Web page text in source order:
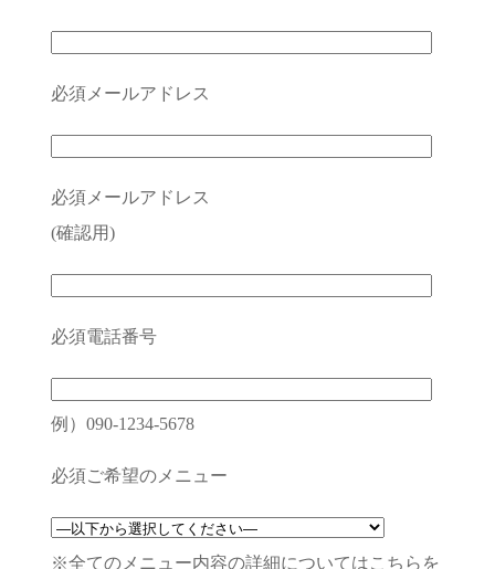
必須 メールアドレス
必須 メールアドレス
(確認用)
必須電話番号
例）090-1234-5678
必須ご希望のメニュー
※全てのメニュー内容の詳細についてはこちらを